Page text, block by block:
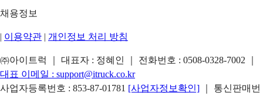
채용정보
| 이용약관 | 개인정보 처리 방침
㈜아이트럭 ｜ 대표자 : 정혜인 ｜ 전화번호 : 0508-0328-7002
대표 이메일 : support@itruck.co.kr
사업자등록번호 : 853-87-01781 [사업자정보확인]
｜ 통신판매번